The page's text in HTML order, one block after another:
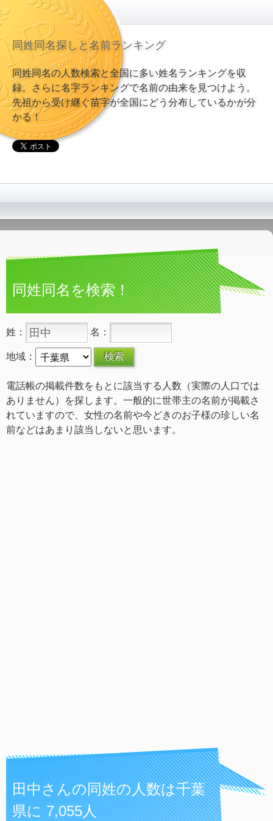
同姓同名探しと名前ランキング
同姓同名の人数検索と全国に多い姓名ランキングを収
録。さらに名字ランキングで名前の由来を見つけよう。
先祖から受け継ぐ苗字が全国にどう分布しているかが分
かる！
同姓同名を検索！
姓： 名：
地域：
電話帳の掲載件数をもとに該当する人数（実際の人口では
ありません）を探します。一般的に世帯主の名前が掲載さ
れていますので、女性の名前や今どきのお子様の珍しい名
前などはあまり該当しないと思います。
田中さんの同姓の人数は千葉
県に 7,055人